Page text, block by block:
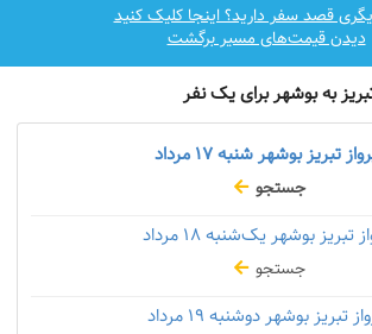
قصد سفر دارید؟ اینجا کلیک کنید
دیدن قیمت‌های مسیر برگشت
به بوشهر برای یک نفر
تبریز بوشهر شنبه
جستجو
تبریز بوشهر یک‌شنبه۱۸ مرداد
جستجو
تبریز بوشهر دوشنبه